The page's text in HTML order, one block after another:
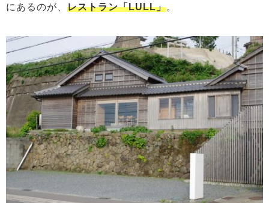
にあるのが、 レストラン「LULL」。